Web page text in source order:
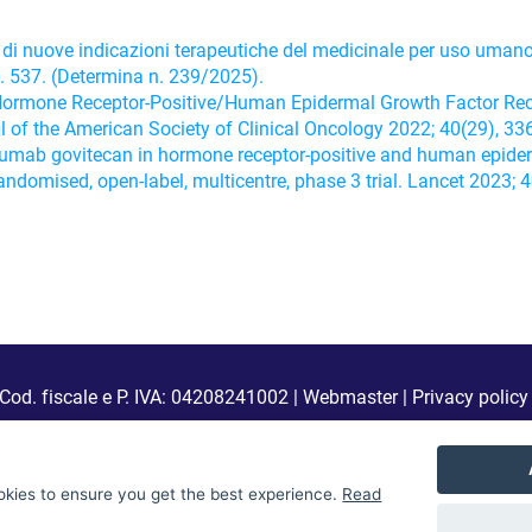
nuove indicazioni terapeutiche del medicinale per uso
537. (Determina n. 239/2025).
Receptor-Positive/Human Epidermal Growth Factor
the American Society of Clinical Oncology 2022; 40(29),
govitecan in hormone receptor-positive and human
open-label, multicentre, phase 3 trial. Lancet 2023;
in monoterapia per il trattamento adiuvante nel carcinoma a
n. 55 - Rimborsabilità di sacituzumab govitecan nel trattamento
fiscale e P. IVA: 04208241002 | Webmaster| Privacy policy
to ensure you get the best experience. Read